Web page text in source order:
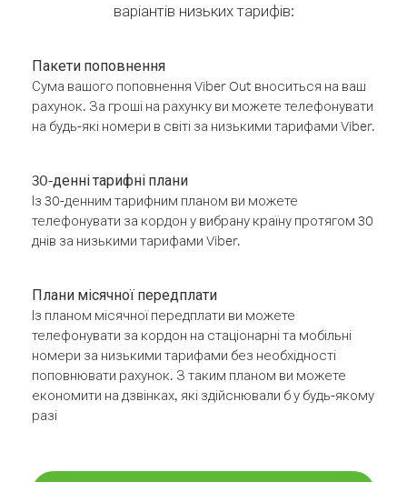
варіантів низьких тарифів:
Пакети поповнення
Сума вашого поповнення Viber Out вноситься на ваш
рахунок. За гроші на рахунку ви можете телефонувати
на будь-які номери в світі за низькими тарифами Viber.
30-денні тарифні плани
Із 30-денним тарифним планом ви можете
телефонувати за кордон у вибрану країну протягом 30
днів за низькими тарифами Viber.
Плани місячної передплати
Із планом місячної передплати ви можете
телефонувати за кордон на стаціонарні та мобільні
номери за низькими тарифами без необхідності
поповнювати рахунок. З таким планом ви можете
економити на дзвінках, які здійснювали б у будь-якому
разі